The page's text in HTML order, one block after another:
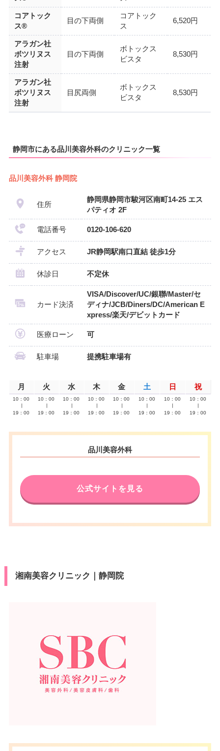
コアトック
ス®
目の下両側
コアトック
ス
6,520円
アラガン社
ボツリヌス
注射
目の下両側
ボトックス
ビスタ
8,530円
アラガン社
ボツリヌス
注射
目尻両側
ボトックス
ビスタ
8,530円
静岡市にある品川美容外科のクリニック一覧
品川美容外科 静岡院
住所
静岡県静岡市駿河区南町14-25 エス
パティオ 2F
電話番号 0120-106-620
アクセス JR静岡駅南口直結 徒歩1分
休診日 不定休
カード決済
VISA/Discover/UC/銀聯/Master/セ
ディナ/JCB/Diners/DC/American E
xpress/楽天/デビットカード
医療ローン 可
駐車場 提携駐車場有
月 火 水 木 金 土 日 祝
10：00
19：00
10：00
19：00
10：00
19：00
10：00
19：00
10：00
19：00
10：00
19：00
10：00
19：00
10：00
19：00
品川美容外科
公式サイトを見る
湘南美容クリニック｜静岡院